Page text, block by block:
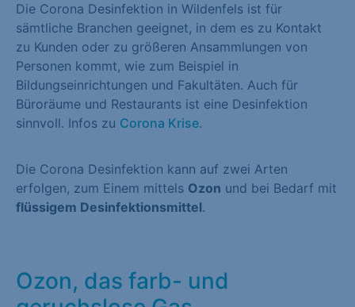
Die Corona Desinfektion in Wildenfels ist für
sämtliche Branchen geeignet, in dem es zu Kontakt
zu Kunden oder zu größeren Ansammlungen von
Personen kommt, wie zum Beispiel in
Bildungseinrichtungen und Fakultäten. Auch für
Büroräume und Restaurants ist eine Desinfektion
sinnvoll. Infos zu Corona Krise.
Die Corona Desinfektion kann auf zwei Arten
erfolgen, zum Einem mittels Ozon und bei Bedarf mit
flüssigem Desinfektionsmittel.
Ozon, das farb- und